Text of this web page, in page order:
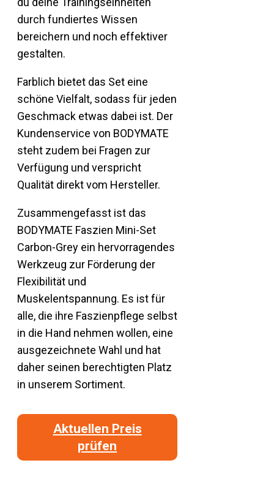
durch fundiertes Wissen
bereichern und noch effektiver
gestalten.
Farblich bietet das Set eine
schöne Vielfalt, sodass für jeden
Geschmack etwas dabei ist. Der
Kundenservice von BODYMATE
steht zudem bei Fragen zur
Verfügung und verspricht
Qualität direkt vom Hersteller.
Zusammengefasst ist das
BODYMATE Faszien Mini-Set
Carbon-Grey ein hervorragendes
Werkzeug zur Förderung der
Flexibilität und
Muskelentspannung. Es ist für
alle, die ihre Faszienpflege selbst
in die Hand nehmen wollen, eine
ausgezeichnete Wahl und hat
daher seinen berechtigten Platz
in unserem Sortiment.
Aktuellen Preis
prüfen